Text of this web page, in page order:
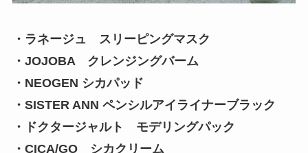
・ラネージュ スリーピングマスク
・JOJOBA クレンジングバーム
・NEOGEN シカパッド
・SISTER ANN ペンシルアイライナーブラック
・ドクタージャルト モデリングパック
・CICA/GO シカクリーム